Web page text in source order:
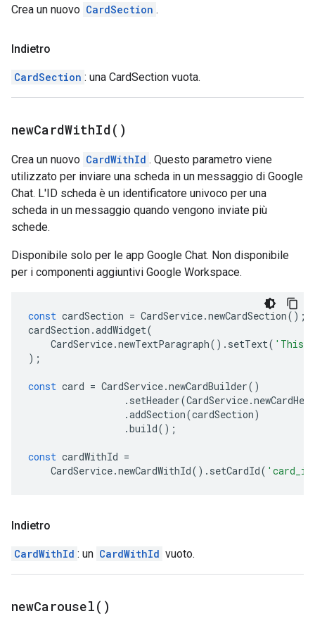
Crea un nuovo CardSection .
Indietro
CardSection : una CardSection vuota.
newCardWithId( )
Crea un nuovo CardWithId . Questo parametro viene
utilizzato per inviare una scheda in un messaggio di Google
Chat. L'ID scheda è un identificatore univoco per una
scheda in un messaggio quando vengono inviate più
schede.
Disponibile solo per le app Google Chat. Non disponibile
per i componenti aggiuntivi Google Workspace.
const cardSection = CardService.newCardSection();
cardSection .addWidget(
CardService.newTextParagraph(). setText( 'This
);
const card = CardService.newCardBuilder()
. setHeader(CardService.
.addSection(cardSection)
.build();
const cardWithId =
CardService.newCardWithId(). setCardId(
Indietro
CardWithId : un CardWithId vuoto.
newCarousel( )